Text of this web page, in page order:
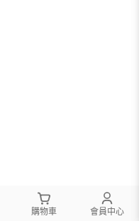
購物車 會員中心